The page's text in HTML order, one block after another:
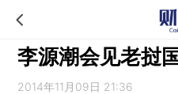
李源潮会见老挝
2014年11月09日 21:36